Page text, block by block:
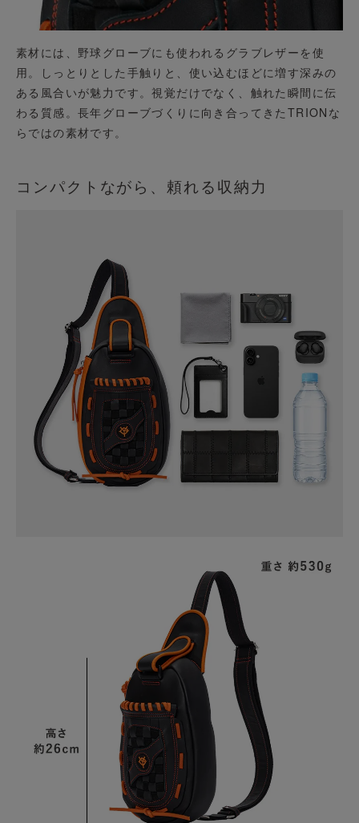
素材には、野球グローブにも使われるグラブレザーを使
用。しっとりとした手触りと、使い込むほどに増す深みの
ある風合いが魅力です。視覚だけでなく、触れた瞬間に伝
わる質感。長年グローブづくりに向き合ってきたTRIONな
らではの素材です。
コンパクトながら、頼れる収納力